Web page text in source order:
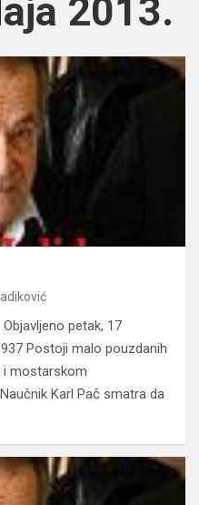
2013.
petak, 17
Postoji malo pouzdanih
i mostarskom
Karl Pač smatra da